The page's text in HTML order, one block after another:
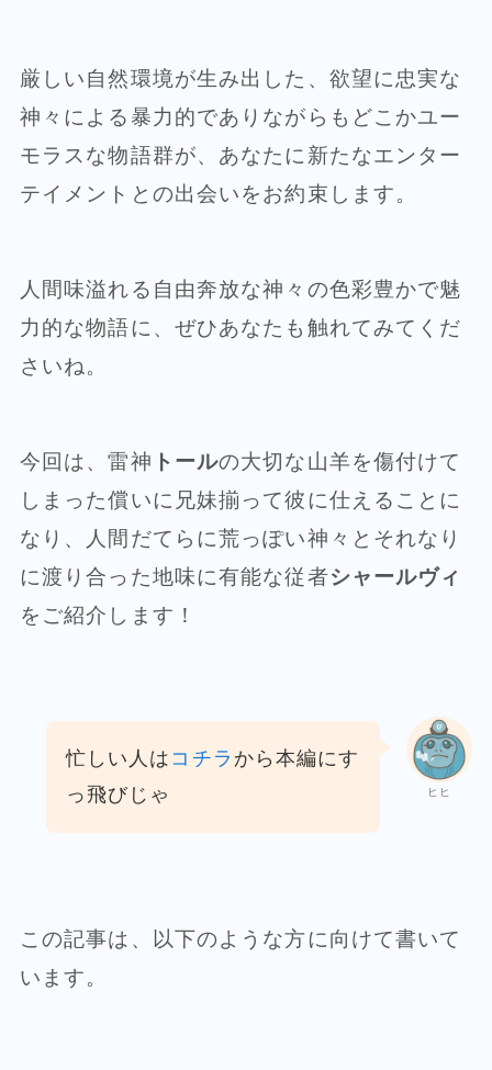
厳しい自然環境が生み出した、欲望に忠実な
神々による暴力的でありながらもどこかユー
モラスな物語群が、あなたに新たなエンター
テイメントとの出会いをお約束します。
人間味溢れる自由奔放な神々の色彩豊かで魅
力的な物語に、ぜひあなたも触れてみてくだ
さいね。
今回は、雷神 トールの大切な山羊を傷付けて
しまった償いに兄妹揃って彼に仕えることに
なり、人間だてらに荒っぽい神々とそれなり
に渡り合った地味に有能な従者シャールヴィ
をご紹介します！
ヒヒ
忙しい人は コチラ から本編にす
っ飛びじゃ
この記事は、以下のような方に向けて書いて
います。